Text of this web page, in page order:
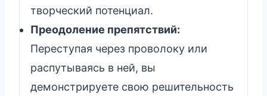
творческий потенциал.
Преодоление препятствий:
Переступая через проволоку или
распутываясь в ней, вы
демонстрируете свою решительность